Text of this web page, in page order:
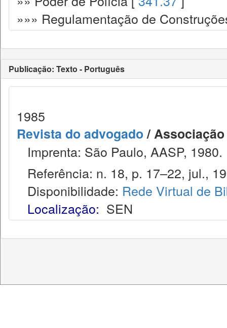
»»» Regulamentação de
Publicação: Texto - Português
1985
Revista do advogado/
Imprenta: São Paulo, AASP, 1980.
Referência: n. 18, p. 17–22, jul.,
Disponibilidade: Rede Virtual de
Localização: SEN